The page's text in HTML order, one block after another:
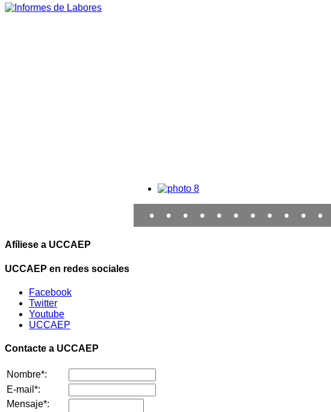
• • • • • • • • • • •
Afíliese a UCCAEP
UCCAEP en redes sociales
Facebook
Twitter
Youtube
UCCAEP
Contacte a UCCAEP
Nombre*:
E-mail*:
Mensaje*: